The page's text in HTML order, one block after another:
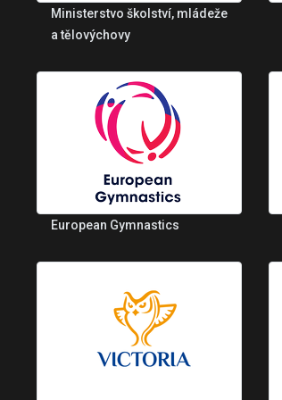
Ministerstvo školství, mládeže
a tělovýchovy
European Gymnastics